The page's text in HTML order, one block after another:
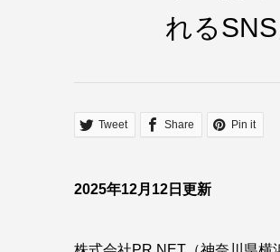
れる
Tweet Share Pin it
2025年12月12日更新